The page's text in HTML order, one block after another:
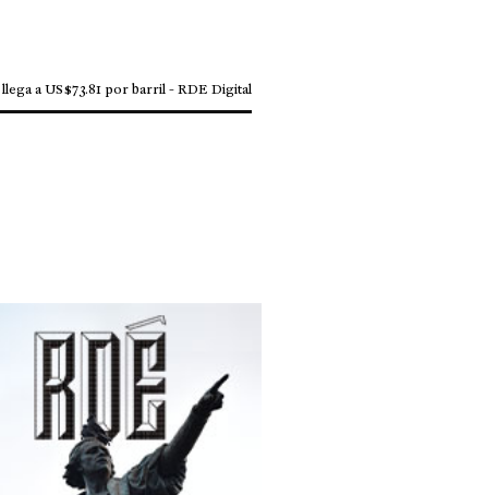
a US$73.81 por barril - RDE Digital